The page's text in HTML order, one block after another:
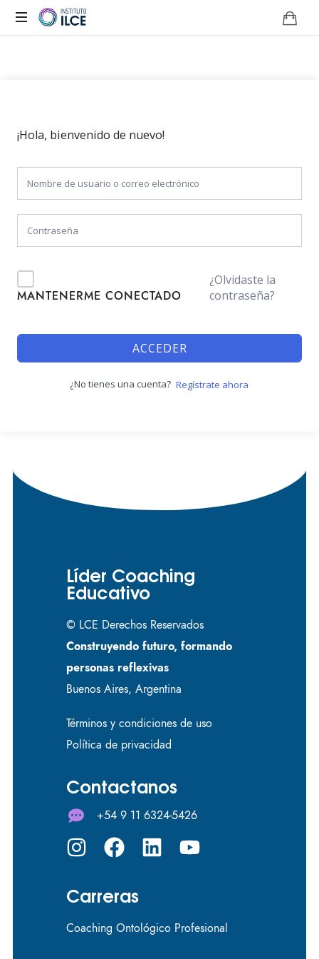
¡Hola, bienvenido de nuevo!
MANTENERME CONECTADO
¿Olvidaste la
contraseña?
ACCEDER
¿No tienes una cuenta? Regístrate ahora
Líder Coaching
Educativo
© LCE Derechos Reservados
Construyendo futuro, formando
personas reflexivas
Buenos Aires, Argentina
Términos y condiciones de uso
Política de privacidad
Contactanos
+54 9 11 6324-5426
Carreras
Coaching Ontológico Profesional